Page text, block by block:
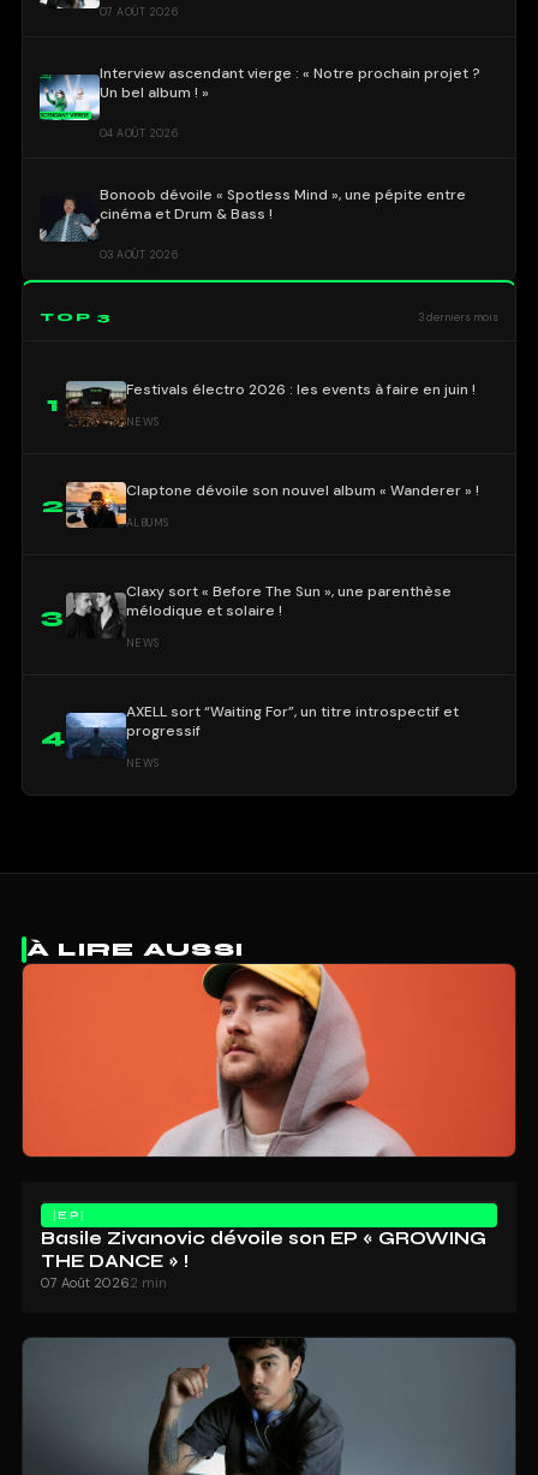
07 AOÛT 2026
Interview ascendant vierge : « Notre prochain projet ?
Un bel album ! »
04 AOÛT 2026
Bonoob dévoile « Spotless Mind », une pépite entre
cinéma et Drum & Bass !
03 AOÛT 2026
TOP 3 3 derniers mois
1
Festivals électro 2026 : les events à faire en juin !
NEWS
2
Claptone dévoile son nouvel album « Wanderer » !
ALBUMS
3
Claxy sort « Before The Sun », une parenthèse
mélodique et solaire !
NEWS
4
AXELL sort “Waiting For”, un titre introspectif et
progressif
NEWS
À LIRE AUSSI
EP
Basile Zivanovic dévoile son EP « GROWING
THE DANCE » !
07 Août 20262 min